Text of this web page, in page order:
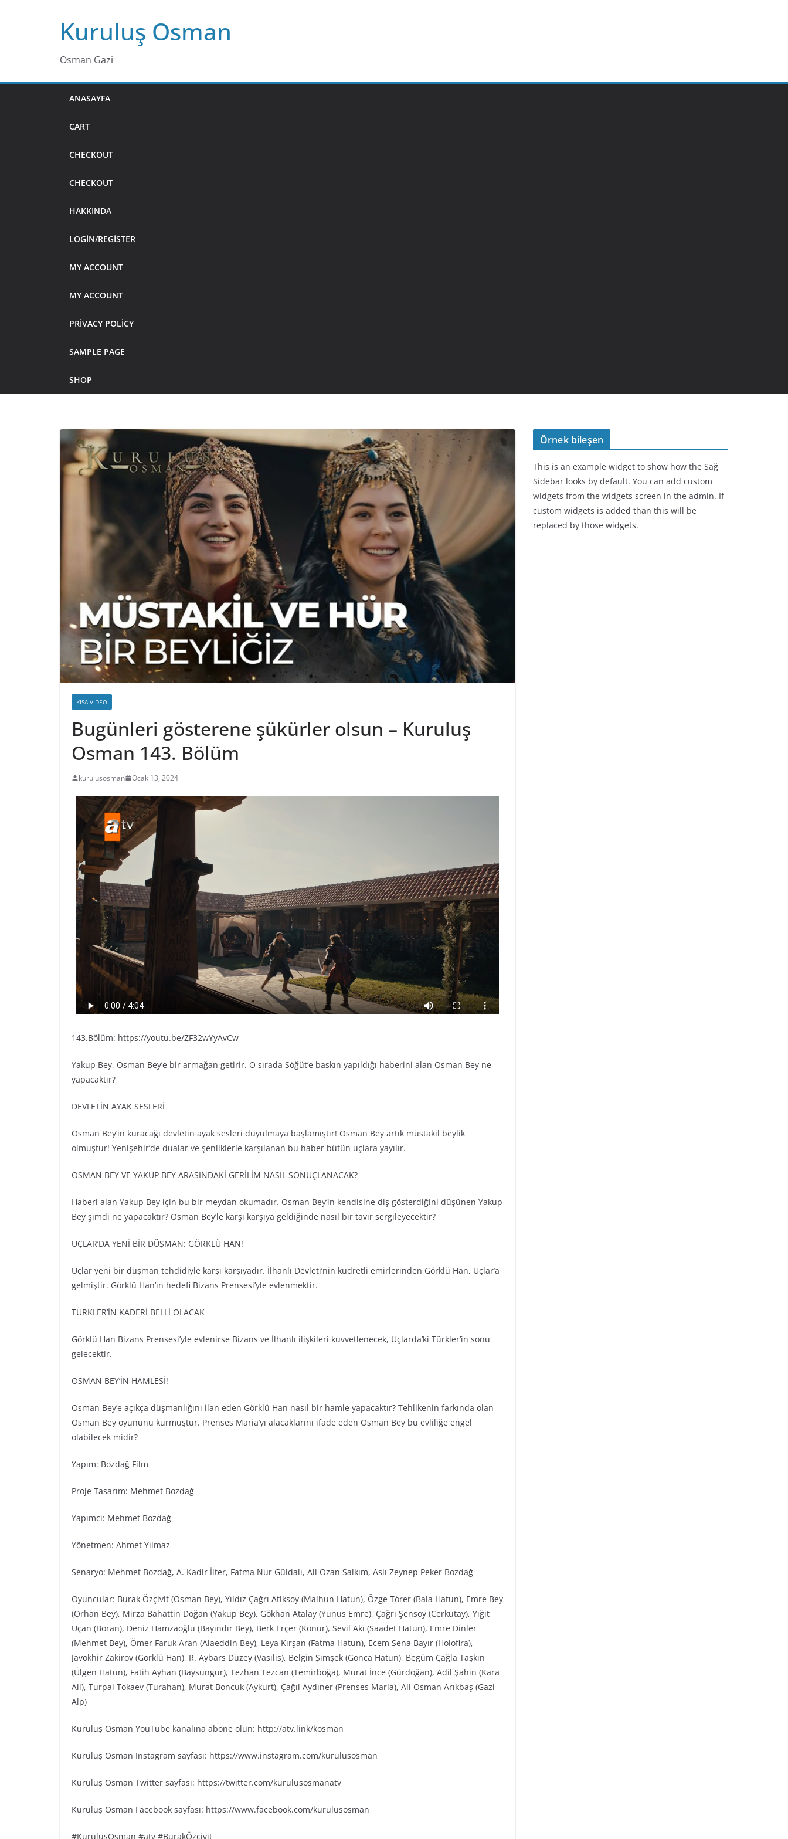
Kuruluş Osman
Osman Gazi
ANASAYFA
CART
CHECKOUT
CHECKOUT
HAKKINDA
LOGIN/REGISTER
MY ACCOUNT
MY ACCOUNT
PRIVACY POLICY
SAMPLE PAGE
SHOP
KISA VIDEO
Bugünleri gösterene şükürler olsun – Kuruluş
Osman 143. Bölüm
kurulusosman Ocak 13, 2024
143.Bölüm: https://youtu.be/ZF32wYyAvCw
Yakup Bey, Osman Bey’e bir armağan getirir. O sırada Söğüt’e baskın yapıldığı haberini alan Osman Bey ne
yapacaktır?
DEVLETİN AYAK SESLERİ
Osman Bey’in kuracağı devletin ayak sesleri duyulmaya başlamıştır! Osman Bey artık müstakil beylik
olmuştur! Yenişehir’de dualar ve şenliklerle karşılanan bu haber bütün uçlara yayılır.
OSMAN BEY VE YAKUP BEY ARASINDAKİ GERİLİM NASIL SONUÇLANACAK?
Haberi alan Yakup Bey için bu bir meydan okumadır. Osman Bey’in kendisine diş gösterdiğini düşünen Yakup
Bey şimdi ne yapacaktır? Osman Bey’le karşı karşıya geldiğinde nasıl bir tavır sergileyecektir?
UÇLAR’DA YENİ BİR DÜŞMAN: GÖRKLÜ HAN!
Uçlar yeni bir düşman tehdidiyle karşı karşıyadır. İlhanlı Devleti’nin kudretli emirlerinden Görklü Han, Uçlar’a
gelmiştir. Görklü Han’ın hedefi Bizans Prensesi’yle evlenmektir.
TÜRKLER’İN KADERİ BELLİ OLACAK
Görklü Han Bizans Prensesi’yle evlenirse Bizans ve İlhanlı ilişkileri kuvvetlenecek, Uçlarda’ki Türkler’in sonu
gelecektir.
OSMAN BEY’İN HAMLESİ!
Osman Bey’e açıkça düşmanlığını ilan eden Görklü Han nasıl bir hamle yapacaktır? Tehlikenin farkında olan
Osman Bey oyununu kurmuştur. Prenses Maria’yı alacaklarını ifade eden Osman Bey bu evliliğe engel
olabilecek midir?
Yapım: Bozdağ Fi̇lm
Proje Tasarım: Mehmet Bozdağ
Yapımcı: Mehmet Bozdağ
Yönetmen: Ahmet Yılmaz
Senaryo: Mehmet Bozdağ, A. Kadir İlter, Fatma Nur Güldalı, Ali Ozan Salkım, Aslı Zeynep Peker Bozdağ
Oyuncular: Burak Özçivit (Osman Bey), Yıldız Çağrı Atiksoy (Malhun Hatun), Özge Törer (Bala Hatun), Emre Bey
(Orhan Bey), Mirza Bahattin Doğan (Yakup Bey), Gökhan Atalay (Yunus Emre), Çağrı Şensoy (Cerkutay), Yiğit
Uçan (Boran), Deniz Hamzaoğlu (Bayındır Bey), Berk Erçer (Konur), Sevil Akı (Saadet Hatun), Emre Dinler
(Mehmet Bey), Ömer Faruk Aran (Alaeddin Bey), Leya Kırşan (Fatma Hatun), Ecem Sena Bayır (Holofira),
Javokhir Zakirov (Görklü Han), R. Aybars Düzey (Vasilis), Belgin Şimşek (Gonca Hatun), Begüm Çağla Taşkın
(Ülgen Hatun), Fatih Ayhan (Baysungur), Tezhan Tezcan (Temirboğa), Murat İnce (Gürdoğan), Adil Şahin (Kara
Ali), Turpal Tokaev (Turahan), Murat Boncuk (Aykurt), Çağıl Aydıner (Prenses Maria), Ali Osman Arıkbaş (Gazi
Alp)
Kuruluş Osman YouTube kanalına abone olun: http://atv.link/kosman
Kuruluş Osman Instagram sayfası: https://www.instagram.com/kurulusosman
Kuruluş Osman Twitter sayfası: https://twitter.com/kurulusosmanatv
Kuruluş Osman Facebook sayfası: https://www.facebook.com/kurulusosman
#KuruluşOsman #atv #BurakÖzçivit
Örnek bileşen
This is an example widget to show how the Sağ
Sidebar looks by default. You can add custom
widgets from the widgets screen in the admin. If
custom widgets is added than this will be
replaced by those widgets.